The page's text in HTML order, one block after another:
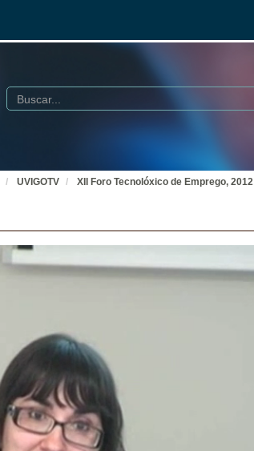
Buscar
UVIGOTV XII Foro Tecnolóxico de Emprego, 2012